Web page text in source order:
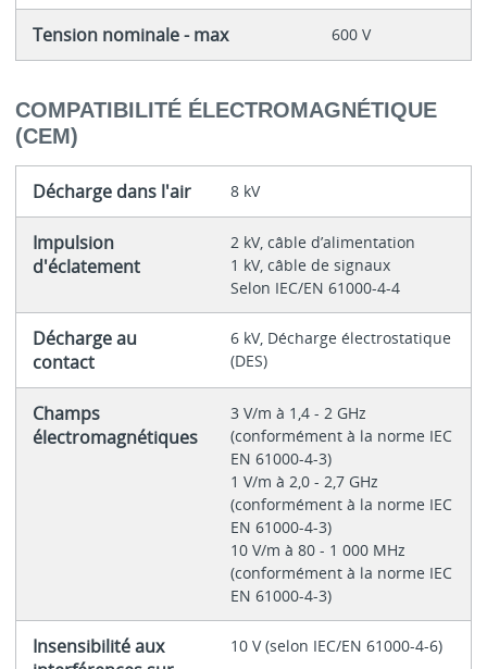
Tension nominale - max 600 V
COMPATIBILITÉ ÉLECTROMAGNÉTIQUE
(CEM)
Décharge dans l'air 8 kV
Impulsion
d'éclatement
2 kV, câble d’alimentation
1 kV, câble de signaux
Selon IEC/EN 61000-4-4
Décharge au
contact
6 kV, Décharge électrostatique
(DES)
Champs
électromagnétiques
3 V/m à 1,4 - 2 GHz
(conformément à la norme IEC
EN 61000-4-3)
1 V/m à 2,0 - 2,7 GHz
(conformément à la norme IEC
EN 61000-4-3)
10 V/m à 80 - 1 000 MHz
(conformément à la norme IEC
EN 61000-4-3)
Insensibilité aux
10 V (selon IEC/EN 61000-4-6)